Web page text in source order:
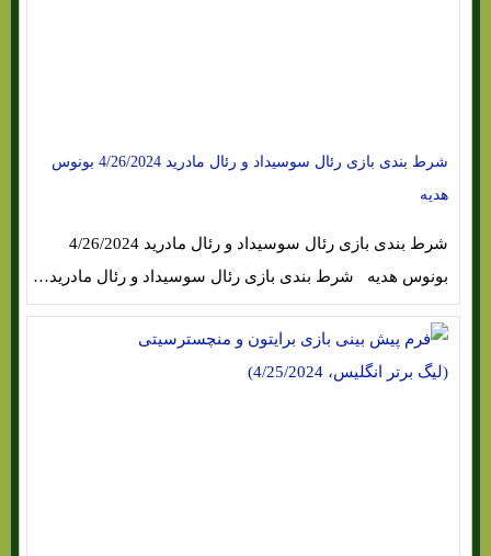
شرط بندی بازی رئال سوسیداد و رئال مادرید 4/26/2024 بونوس
هدیه
شرط بندی بازی رئال سوسیداد و رئال مادرید 4/26/2024
بونوس هدیه شرط بندی بازی رئال سوسیداد و رئال مادرید…